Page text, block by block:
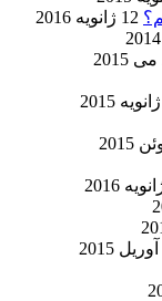
12 ژانویه 2016